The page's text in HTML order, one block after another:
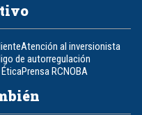
Atención al inversionista
de autorregulación
Prensa RCNOBA